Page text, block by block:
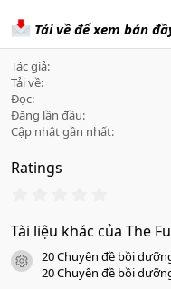
Tải về để xem bản
Tác giả
Tải về
Đọc
Đăng lần đầu
Cập nhật gần nhất
Ratings
0
0
s
a
o
Tài liệu khác của The
icon tài liệu
20 Chuyên đề bồi
20 Chuyên đề bồi